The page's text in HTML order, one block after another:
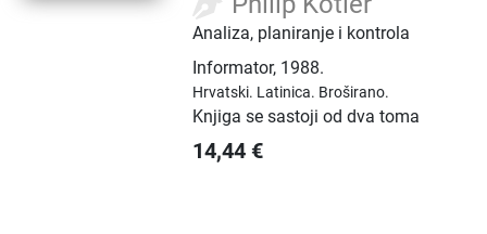
Analiza, planiranje i kontrola
Informator, 1988.
Hrvatski. Latinica. Broširano.
Knjiga se sastoji od dva toma
14,44 €